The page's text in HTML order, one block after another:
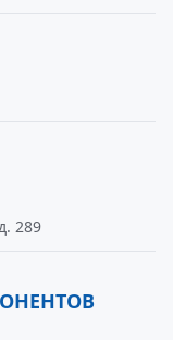
289